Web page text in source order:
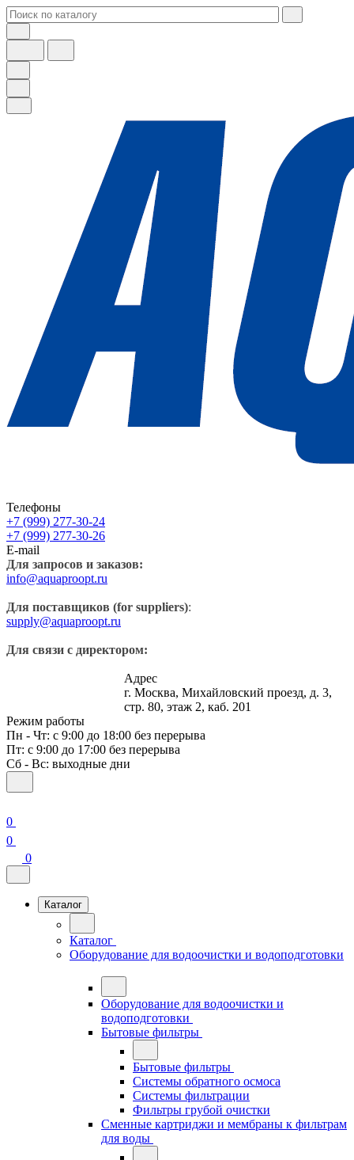
Телефоны
+7 (999) 277-30-24
+7 (999) 277-30-26
E-mail
Для запросов и заказов:
info@aquaproopt.ru
Для поставщиков (for suppliers):
supply@aquaproopt.ru
Для связи с директором:
Адрес
г. Москва, Михайловский проезд, д. 3,
стр. 80, этаж 2, каб. 201
Режим работы
Пн - Чт: с 9:00 до 18:00 без перерыва
Пт: с 9:00 до 17:00 без перерыва
Сб - Вс: выходные дни
0
0
0
Каталог
Каталог
Оборудование для водоочистки и водоподготовки
Оборудование для водоочистки и
водоподготовки
Бытовые фильтры
Бытовые фильтры
Системы обратного осмоса
Системы фильтрации
Фильтры грубой очистки
Сменные картриджи и мембраны к фильтрам
для воды